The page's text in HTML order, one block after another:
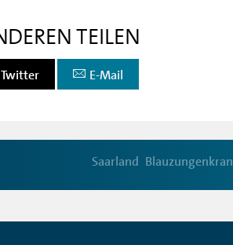
TEILEN
Twitter E-Mail
Saarland